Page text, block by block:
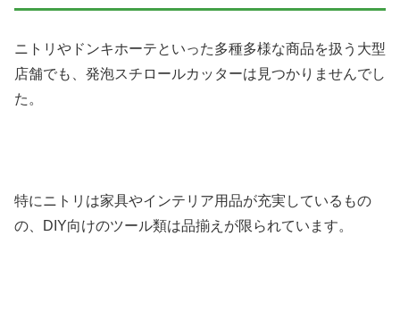
ニトリやドンキホーテといった多種多様な商品を扱う大型
店舗でも、発泡スチロールカッターは見つかりませんでし
た。
特にニトリは家具やインテリア用品が充実しているもの
の、DIY向けのツール類は品揃えが限られています。